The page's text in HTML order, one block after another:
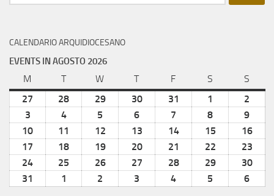
CALENDARIO ARQUIDIOCESANO
EVENTS IN AGOSTO 2026
M Tmartes W miércoles
Tjueves F S S
27
28 29julio
30julio
31
2026
1
2026
2
2026
3
3,
2026
4agosto
4,
2026
5
5,
2026
6
6,
2026
7
7,
2026
8
8,
2026
9
9,
2026
10 agosto11
agosto12 agosto
12,
2026
13 agosto
13,
14agosto
2026
15 agosto
2026
16
2026
17 agosto18 agosto19agosto
19,
20agosto21 agosto
21,
22 agosto
22,
23
23,
24 agosto25 agosto26agosto27 agosto28agosto29agosto30
31 1 septiembre
2 septiembre
3 septiembre
4 septiembre
5 septiembre
6